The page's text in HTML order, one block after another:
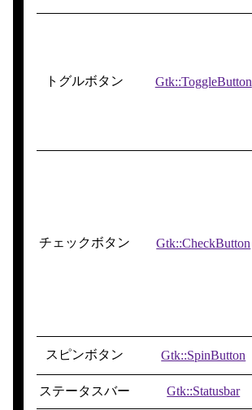
トグルボタン Gtk::ToggleButton
チェックボタン Gtk::CheckButton
スピンボタン Gtk::SpinButton
ステータスバー
Gtk::Statusbar